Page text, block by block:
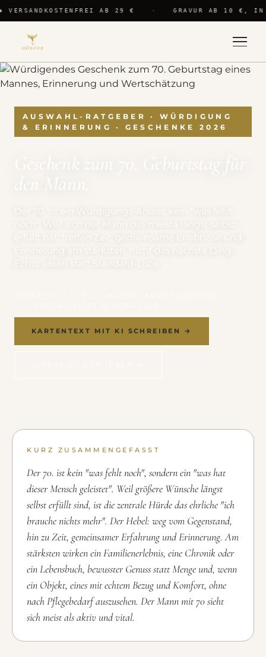
VERSANDKOSTENFREI AB 29 € · GRAVUR AB 10 €,
AUSWAHL-RATGEBER · WÜRDIGUNG
& ERINNERUNG · GESCHENKE 2026
Der 70. ist ein Würdigungs-Anlass, kein "was fehlt
noch". Weil sich der Mann das meiste längst selbst
erfüllt hat, treffen Zeit, gemeinsame Erlebnisse und
Erinnerung am stärksten, nicht das nächste Ding.
Echte Ideen statt Standard-Liste.
KARTENTEXT MIT KI SCHREIBEN →
KURZ ZUSAMMENGEFASST
Der 70. ist kein "was fehlt noch", sondern ein "was hat
dieser Mensch geleistet". Weil größere Wünsche längst
selbst erfüllt sind, ist die zentrale Hürde das ehrliche "ich
brauche nichts mehr". Der Hebel: weg vom Gegenstand,
hin zu Zeit, gemeinsamer Erfahrung und Erinnerung. Am
stärksten wirken ein Familienerlebnis, eine Chronik oder
ein Lebensbuch, bewusster Genuss statt Menge und, wenn
ein Objekt, eines mit echtem Bezug und Komfort, ohne
nach Pflegebedarf auszusehen. Der Mann mit 70 sieht
sich meist als aktiv und vital.